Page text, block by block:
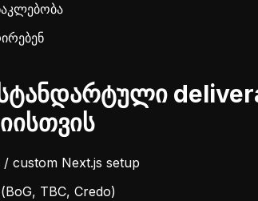
custom Next.js setup
TBC, Credo)